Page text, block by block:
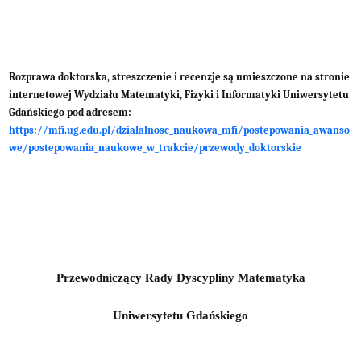
Rozprawa doktorska, streszczenie i recenzje są umieszczone na stronie
internetowej Wydziału Matematyki, Fizyki i Informatyki Uniwersytetu
Gdańskiego pod adresem:
https://mfi.ug.edu.pl/dzialalnosc_naukowa_mfi/postepowania_awanso
we/postepowania_naukowe_w_trakcie/przewody_doktorskie
Przewodniczący Rady Dyscypliny Matematyka
Uniwersytetu Gdańskiego